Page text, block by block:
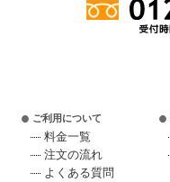
ご利用について
料金一覧
注文の流れ
よくある質問